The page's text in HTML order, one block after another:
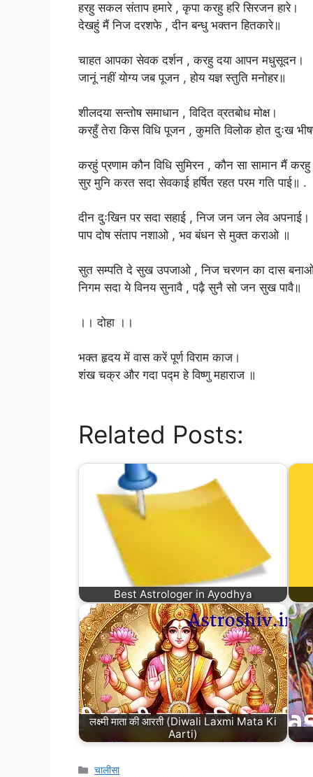
‎हरहु सकल संताप हमारे , कृपा करहु हरि सिरजन हारे।
‎देखहुं मैं निज दरशफे , दीन बन्धु भक्तन हितकारे॥
‎चाहत आपका सेवक दर्शन , करहु दया आपन मधुसूदन।
‎जानूं नहीं योग्य जब पूजन , होय यज्ञ स्तुति मनोहर॥
‎शीलदया सन्तोष समाधान , विदित व्रतबोध मोक्ष।
‎करहुँ तेरा किस विधि पूजन , कुमति विलोक होत दुःख
‎करहुं प्रणाम कौन विधि सुमिरन , कौन सा सामान मैं करहु
‎सुर मुनि करत सदा सेवकाई हर्षित रहत परम गति पाई॥ .
‎दीन दुःखिन पर सदा सहाई , निज जन जन लेव अपनाई।
‎पाप दोष संताप नशाओ , भव बंधन से मुक्त कराओ ॥
‎सुत सम्पति दे सुख उपजाओ , निज चरणन का दास
‎निगम सदा ये विनय सुनावै , पढ़ै सुनै सो जन सुख पावै॥
‎।। दोहा ।।
‎भक्त हृदय में वास करें पूर्ण विराम काज।
‎शंख चक्र और गदा पद्म हे विष्णु महाराज ॥
Related Posts:
Best Astrologer in Ayodhya
लक्ष्मी माता की आरती (Diwali Laxmi Mata Ki
Aarti)
चालीसा